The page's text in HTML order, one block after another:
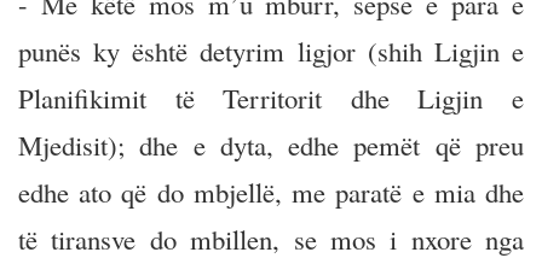
punës ky është detyrim ligjor (shih Ligjin e
Planifikimit të Territorit dhe Ligjin e
Mjedisit); dhe e dyta, edhe pemët që preu
edhe ato që do mbjellë, me paratë e mia dhe
të tiransve do mbillen, se mos i nxore nga